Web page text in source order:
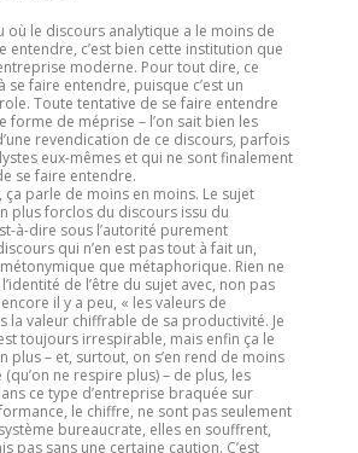
où le discours analytique a le moins de
entendre, c’est bien cette institution que
moderne. Pour tout dire, ce
se faire entendre, puisque c’est un
Toute tentative de se faire entendre
forme de méprise – l’on sait bien les
revendication de ce discours, parfois
eux-mêmes et qui ne sont finalement
se faire entendre.
ça parle de moins en moins. Le sujet
plus forclos du discours issu du
à-dire sous l’autorité purement
qui n’en est pas tout à fait un,
que métaphorique. Rien ne
de l’être du sujet avec, non pas
il y a peu, « les valeurs de
la valeur chiffrable de sa productivité. Je
toujours irrespirable, mais enfin ça le
plus – et, surtout, on s’en rend de moins
ne respire plus) – de plus, les
ce type d’entreprise braquée sur
le chiffre, ne sont pas seulement
bureaucrate, elles en souffrent,
pas sans une certaine caution. C’est